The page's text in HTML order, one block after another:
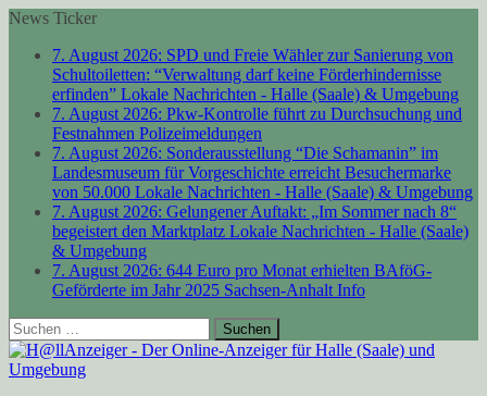
News Ticker
7. August 2026: SPD und Freie Wähler zur Sanierung von
Schultoiletten: “Verwaltung darf keine Förderhindernisse
erfinden” Lokale Nachrichten - Halle (Saale) & Umgebung
7. August 2026: Pkw-Kontrolle führt zu Durchsuchung und
Festnahmen Polizeimeldungen
7. August 2026: Sonderausstellung “Die Schamanin” im
Landesmuseum für Vorgeschichte erreicht Besuchermarke
von 50.000 Lokale Nachrichten - Halle (Saale) & Umgebung
7. August 2026: Gelungener Auftakt: „Im Sommer nach 8“
begeistert den Marktplatz Lokale Nachrichten - Halle (Saale)
& Umgebung
7. August 2026: 644 Euro pro Monat erhielten BAföG-
Geförderte im Jahr 2025 Sachsen-Anhalt Info
Suchen
nach: